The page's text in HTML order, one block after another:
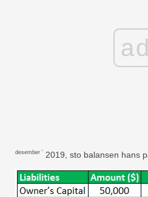
ad
desember ' 2019, sto balansen hans